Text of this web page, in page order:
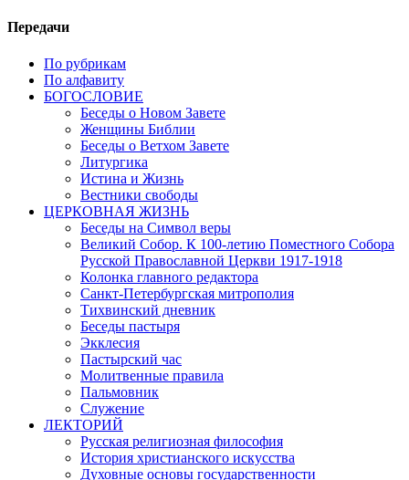
Передачи
По рубрикам
По алфавиту
БОГОСЛОВИЕ
Беседы о Новом Завете
Женщины Библии
Беседы о Ветхом Завете
Литургика
Истина и Жизнь
Вестники свободы
ЦЕРКОВНАЯ ЖИЗНЬ
Беседы на Символ веры
Великий Собор. К 100-летию Поместного Собора
Русской Православной Церкви 1917-1918
Колонка главного редактора
Санкт-Петербургская митрополия
Тихвинский дневник
Беседы пастыря
Экклесия
Пастырский час
Молитвенные правила
Пальмовник
Служение
ЛЕКТОРИЙ
Русская религиозная философия
История христианского искусства
Духовные основы государственности